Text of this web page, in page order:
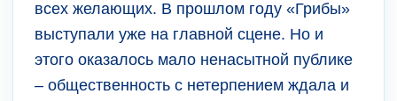
всех желающих. В прошлом году «Грибы»
выступали уже на главной сцене. Но и
этого оказалось мало ненасытной публике
– общественность с нетерпением ждала и